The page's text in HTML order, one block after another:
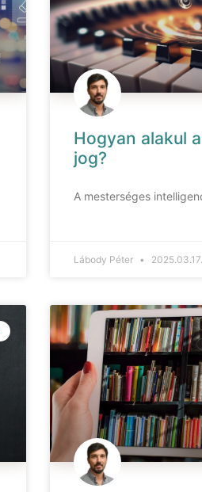
Hogyan alakul
jog?
A mesterséges
Lábody Péter 2025.03.17.